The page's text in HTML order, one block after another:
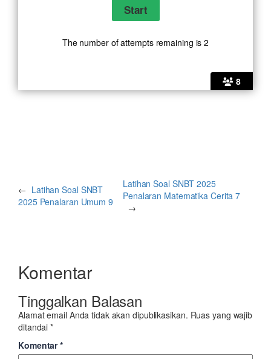
8
The number of attempts remaining is 2
← Latihan Soal SNBT
2025 Penalaran Umum 9
Latihan Soal SNBT 2025
Penalaran Matematika Cerita 7
→
Komentar
Tinggalkan Balasan
Alamat email Anda tidak akan dipublikasikan. Ruas yang wajib
ditandai*
Komentar*